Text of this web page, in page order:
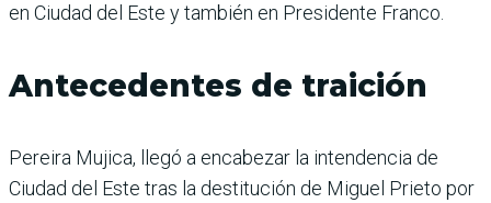
en Ciudad del Este y también en Presidente Franco.
Antecedentes de traición
Pereira Mujica, llegó a encabezar la intendencia de
Ciudad del Este tras la destitución de Miguel Prieto por